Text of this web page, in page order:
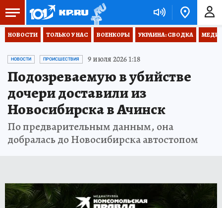
НОВОСТИ ТОЛЬКО У НАС ВОЕНКОРЫ УКРАИНА: СВОДКА
НОВОСТИ ПРОИСШЕСТВИЯ 9 июля 2026 1:18
Подозреваемую в убийстве
дочери доставили из
Новосибирска в Ачинск
По предварительным данным, она
добралась до Новосибирска автостопом